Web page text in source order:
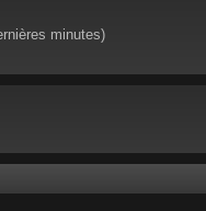
minutes)